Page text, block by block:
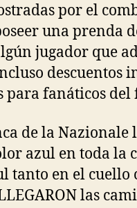
por el
una prenda
jugador que
descuentos
para fanáticos del
de la
azul en toda la
tanto en el cuello
las